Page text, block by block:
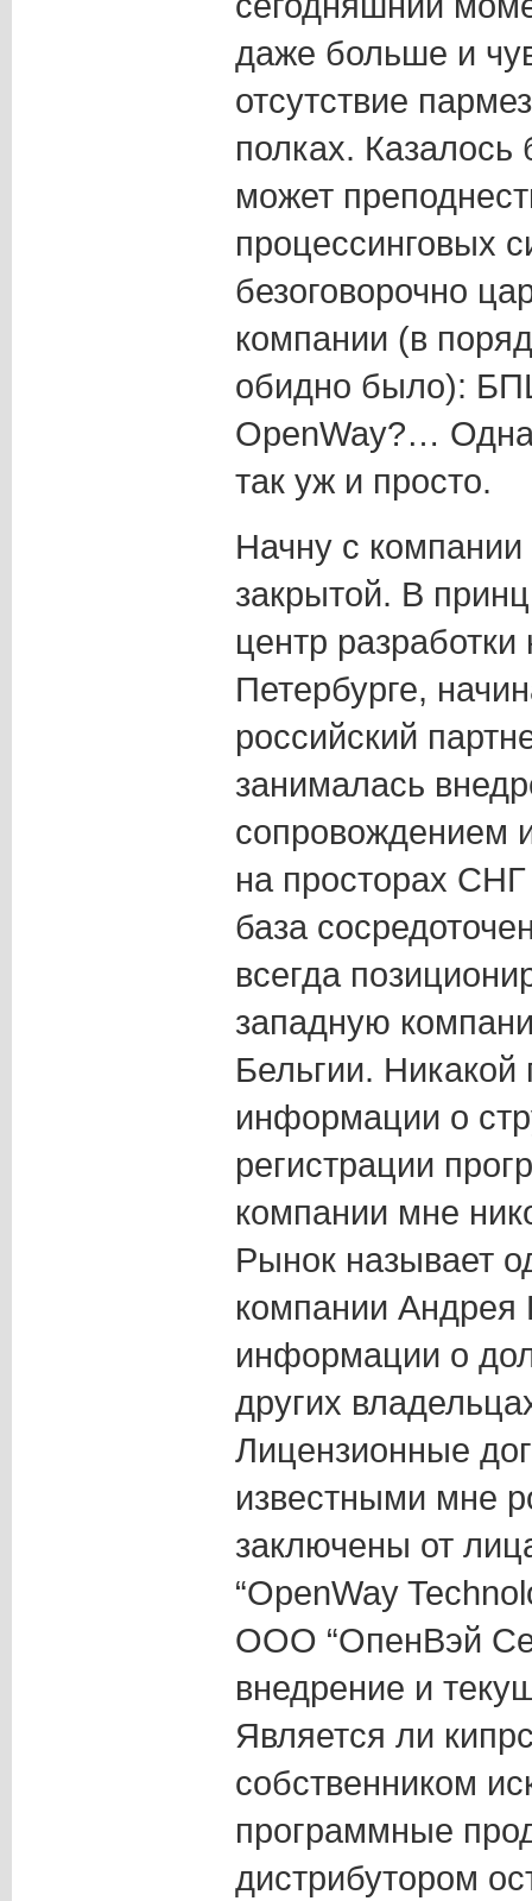
даже больше и
отсутствие
полках.
может
процессинговых
безоговорочно
компании (в
обидно было):
OpenWay?…
так уж и просто.
Начну с
закрытой. В
центр
Петербурге,
российский
занималась
сопровождением
на просторах
база
всегда
западную
Бельгии. Никакой
информации о
регистрации
компании мне
Рынок называет
компании Андрея
информации о
других
Лицензионные
известными мне
заключены от
“OpenWay
ООО “ОпенВэй
внедрение и
Является ли
собственником
программные
дистрибутором